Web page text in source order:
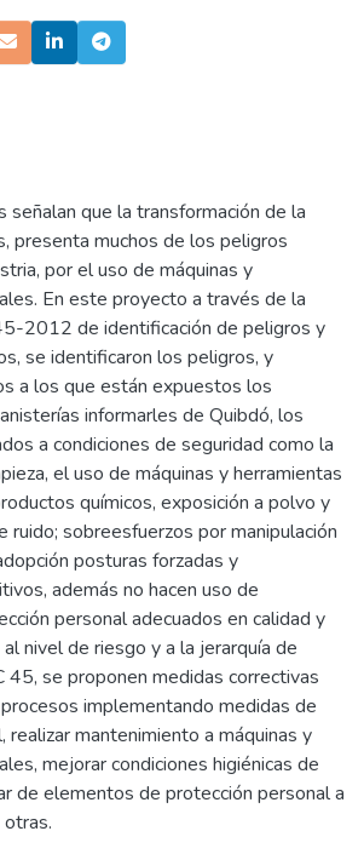
que la transformación de la
presenta muchos de los peligros
por el uso de máquinas y
En este proyecto a través de la
2012 de identificación de peligros y
se identificaron los peligros, y
a los que están expuestos los
informarles de Quibdó, los
a condiciones de seguridad como la
el uso de máquinas y herramientas
químicos, exposición a polvo y
ruido; sobreesfuerzos por manipulación
posturas forzadas y
además no hacen uso de
personal adecuados en calidad y
nivel de riesgo y a la jerarquía de
45, se proponen medidas correctivas
implementando medidas de
realizar mantenimiento a máquinas y
mejorar condiciones higiénicas de
de elementos de protección personal a